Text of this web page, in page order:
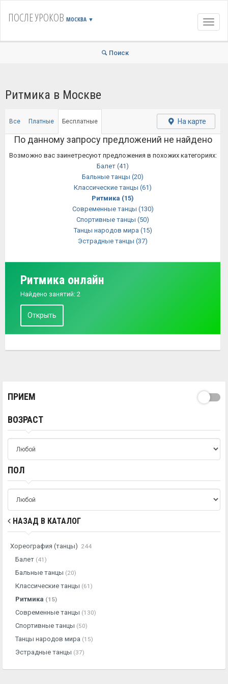
ПОСЛЕ УРОКОВ МОСКВА ▼
Поиск
Ритмика в Москве
Все Платные Бесплатные На карте
По данному запросу предложений не найдено
Возможно вас заинетресуют предложения в похожих категориях:
Балет (41)
Бальные танцы (20)
Классические танцы (61)
Ритмика (15)
Современные танцы (130)
Спортивные танцы (50)
Танцы народов мира (15)
Эстрадные танцы (37)
Ритмика онлайн
Найдено занятий: 2
Открыть
ПРИЕМ
ВОЗРАСТ
ПОЛ
НАЗАД В КАТАЛОГ
Хореография (танцы) 244
Балет (41)
Бальные танцы (20)
Классические танцы (61)
Ритмика (15)
Современные танцы (130)
Спортивные танцы (50)
Танцы народов мира (15)
Эстрадные танцы (37)